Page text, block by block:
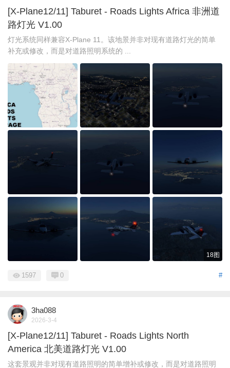
[X-Plane12/11] Taburet - Roads Lights Africa 非洲道
路灯光 V1.00
灯光系统同样兼容X-Plane 11。该地景并非对现有道路灯光的简单
补充或修改，而是对道路照明系统的 ...
18图
#
1597 0
3ha088
2026-3-4
[X-Plane12/11] Taburet - Roads Lights North
America 北美道路灯光 V1.00
这套景观并非对现有道路照明的简单增补或修改，而是对道路照明